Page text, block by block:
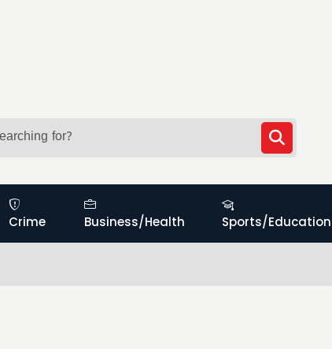
Crime
Business/Health Sports/Education